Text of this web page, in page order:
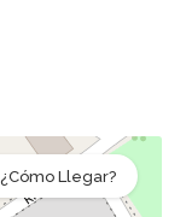
¿Cómo Llegar?